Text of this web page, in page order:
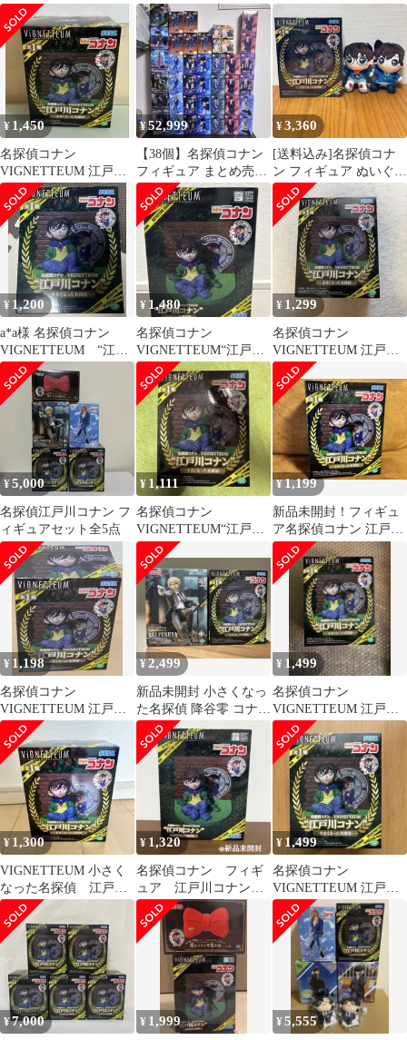
コナン 小さくなった名
探偵 フィギュア
ィギュアぬいぐるみ２
点セット
¥ 1,450
名探偵コナン
VIGNETTEUM 江戸川
コナン 小さくなった名
探偵
¥52,999
【38個】名探偵コナン
フィギュア まとめ売り
大量セット
¥3,360
[送料込み]名探偵コナ
ン フィギュア ぬいぐる
みセット
¥ 1,200
a*a様 名探偵コナン
VIGNETTEUM “江戸
川コナン”～小さくなっ
た名探
¥ 1,480
名探偵コナン
VIGNETTEUM“江戸川
コナン”～小さくなった
名探偵～
¥ 1,299
名探偵コナン
VIGNETTEUM 江戸川
コナン 小さくなった名
探偵 フィギュア
¥5,000
名探偵江戸川コナン フ
ィギュアセット全5点
¥ 1,111
名探偵コナン
VIGNETTEUM“江戸川
コナン”～小さくなった
名探偵～ 中身のみ
¥1,199
新品未開封！フィギュ
ア名探偵コナン 江戸川
コナン VIGNETTEUM
¥ 1,198
名探偵コナン
VIGNETTEUM 江戸川
コナン ～小さくなった
名探偵～
¥2,499
新品未開封 小さくなっ
た名探偵 降谷零 コナン
フィギュア 2点セット
¥ 1,499
名探偵コナン
VIGNETTEUM 江戸川
コナン 小さくなった名
探偵 フィギュア
¥ 1,300
VIGNETTEUM 小さく
なった名探偵 江戸川
コナン フィギュア
新品未開封
¥ 1,320
名探偵コナン フィギ
ュア 江戸川コナン
小さくなった名探偵
¥ 1,499
名探偵コナン
VIGNETTEUM 江戸川
コナン 小さくなった
名探偵 フィギュア
¥7,000 ¥ 1,999 ¥5,555